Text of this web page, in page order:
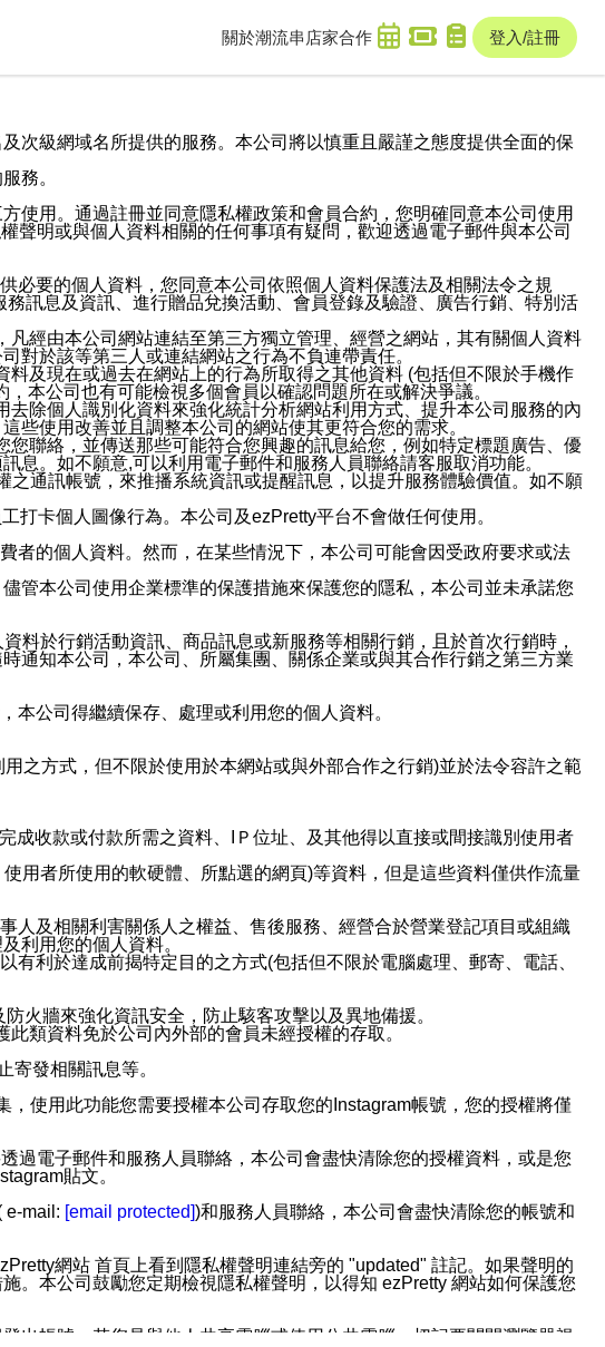
關於潮流串 店家合作 登入/註冊
次級網域名所提供的服務。本公司將以慎重且嚴謹之態度提供全面的保
務。
使用。通過註冊並同意隱私權政策和會員合約，您明確同意本公司使用
聲明或與個人資料相關的任何事項有疑問，歡迎透過電子郵件與本公司
必要的個人資料，您同意本公司依照個人資料保護法及相關法令之規
訊息及資訊、進行贈品兌換活動、會員登錄及驗證、廣告行銷、特別活
經由本公司網站連結至第三方獨立管理、經營之網站，其有關個人資料
對於該等第三人或連結網站之行為不負連帶責任。
及現在或過去在網站上的行為所取得之其他資料 (包括但不限於手機作
本公司也有可能檢視多個會員以確認問題所在或解決爭議。
除個人識別化資料來強化統計分析網站利用方式、提升本公司服務的內
些使用改善並且調整本公司的網站使其更符合您的需求。
聯絡，並傳送那些可能符合您興趣的訊息給您，例如特定標題廣告、優
。如不願意,可以利用電子郵件和服務人員聯絡請客服取消功能。
通訊帳號，來推播系統資訊或提醒訊息，以提升服務體驗價值。如不願
卡個人圖像行為。本公司及ezPretty平台不會做任何使用。
者的個人資料。然而，在某些情況下，本公司可能會因受政府要求或法
管本公司使用企業標準的保護措施來保護您的隱私，本公司並未承諾您
料於行銷活動資訊、商品訊息或新服務等相關行銷，且於首次行銷時，
通知本公司，本公司、所屬集團、關係企業或與其合作行銷之第三方業
公司得繼續保存、處理或利用您的個人資料。
之方式，但不限於使用於本網站或與外部合作之行銷)並於法令容許之範
成收款或付款所需之資料、IＰ位址、及其他得以直接或間接識別使用者
用者所使用的軟硬體、所點選的網頁)等資料，但是這些資料僅供作流量
人及相關利害關係人之權益、售後服務、經營合於營業登記項目或組織
利用您的個人資料。
利於達成前揭特定目的之方式(包括但不限於電腦處理、郵寄、電話、
火牆來強化資訊安全，防止駭客攻擊以及異地備援。
類資料免於公司內外部的會員未經授權的存取。
寄發相關訊息等。
使用此功能您需要授權本公司存取您的Instagram帳號，您的授權將僅
過電子郵件和服務人員聯絡，本公司會盡快清除您的授權資料，或是您
貼文。
e-mail: [email protected])和服務人員聯絡，本公司會盡快清除您的帳號和
網站 首頁上看到隱私權聲明連結旁的 "updated" 註記。如果聲明的
。本公司鼓勵您定期檢視隱私權聲明，以得知 ezPretty 網站如何保護您
出帳號。若您是與他人共享電腦或使用公共電腦，切記要關閉瀏覽器視